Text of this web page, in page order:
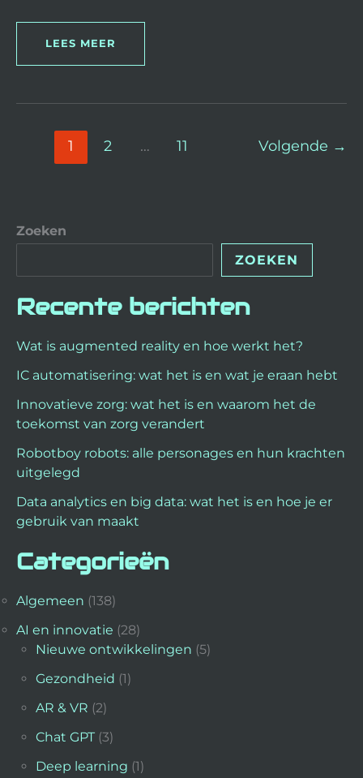
LEES MEER
1 2 … 11 Volgende →
Zoeken
ZOEKEN
Recente berichten
Wat is augmented reality en hoe werkt het?
IC automatisering: wat het is en wat je eraan hebt
Innovatieve zorg: wat het is en waarom het de
toekomst van zorg verandert
Robotboy robots: alle personages en hun krachten
uitgelegd
Data analytics en big data: wat het is en hoe je er
gebruik van maakt
Categorieën
Algemeen (138)
AI en innovatie (28)
Nieuwe ontwikkelingen (5)
Gezondheid (1)
AR & VR (2)
Chat GPT (3)
Deep learning (1)